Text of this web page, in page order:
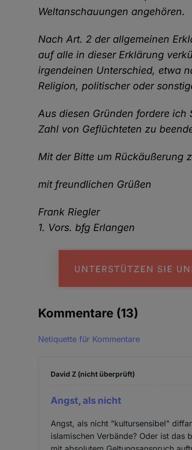
Weltanschauungen angehören.
Nach Art. 2 der allgemeinen
auf alle in dieser Erklärung
irgendeinen Unterschied, etwa
Religion, politischer oder
Aus diesen Gründen fordere
Zahl von Geflüchteten zu
Mit der Bitte um Rückäußerung
mit freundlichen Grüßen
Frank Riegler
1. Vors. bfg Erlangen
Kommentare (13)
Netiquette für Kommentare
David Z (nicht überprüft)
Angst, als nicht
Angst, als nicht "kultursensibel"
islamischen Verbände? Oder ist das